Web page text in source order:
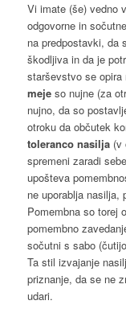
Vi imate (še) vedno
odgovorne in
na predpostavki, da
škodljiva in da je
starševstvo se opira
mejeso nujne (za
nujno, da so
otroku da občutek
toleranco nasilja(v
spremeni zaradi
upošteva
ne uporablja nasilja,
Pomembna so torej
pomembno
sočutni s sabo
Ta stil izvajanje
priznanje, da se ne
udari.